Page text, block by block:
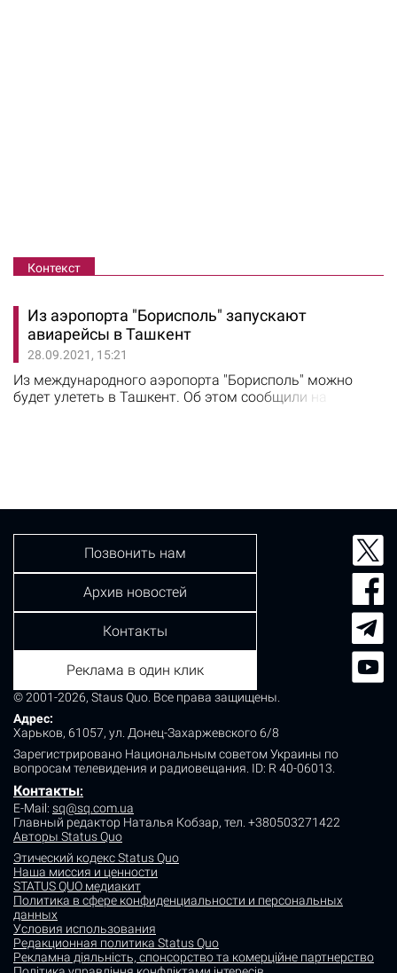
Контекст
Из аэропорта "Борисполь" запускают
авиарейсы в Ташкент
28.09.2021, 15:21
Из международного аэропорта "Борисполь" можно
будет улететь в Ташкент. Об этом сообщили на
© 2001-2026, Staus Quo. Все права защищены.
Адрес:
Харьков, 61057, ул. Донец-Захаржевского 6/8
Зарегистрировано Национальным советом Украины по
вопросам телевидения и радиовещания. ID: R 40-06013.
Контакты:
E-Mail: sq@sq.com.ua
Главный редактор Наталья Кобзар, тел. +380503271422
Авторы Status Quo
Этический кодекс Status Quo
Наша миссия и ценности
STATUS QUO медиакит
Политика в сфере конфиденциальности и персональных
данных
Условия использования
Редакционная политика Status Quo
Рекламна діяльність, спонсорство та комерційне партнерство
Позвонить нам
Архив новостей
Контакты
Реклама в один клик